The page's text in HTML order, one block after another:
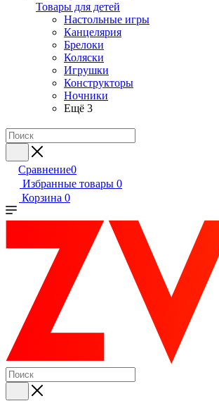
Товары для детей
Настольные игры
Канцелярия
Брелоки
Коляски
Игрушки
Конструкторы
Ночники
Ещё 3
Сравнение0
Избранные товары 0
Корзина 0